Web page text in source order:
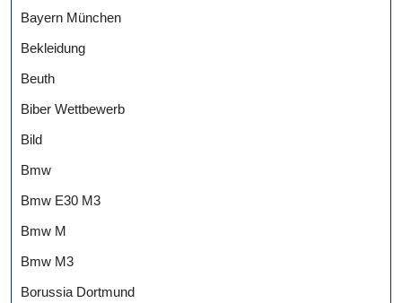
Bayern München
Bekleidung
Beuth
Biber Wettbewerb
Bild
Bmw
Bmw E30 M3
Bmw M
Bmw M3
Borussia Dortmund